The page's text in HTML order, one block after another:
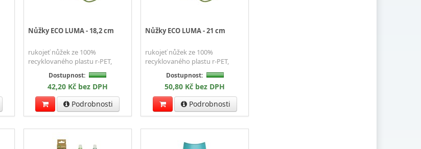
Nůžky ECO LUMA - 18,2 cm
rukojeť nůžek ze 100%
recyklovaného plastu r-PET,
Dostupnost:
42,20 Kč bez DPH
Podrobnosti
Nůžky ECO LUMA - 21 cm
rukojeť nůžek ze 100%
recyklovaného plastu r-PET,
Dostupnost:
50,80 Kč bez DPH
Podrobnosti